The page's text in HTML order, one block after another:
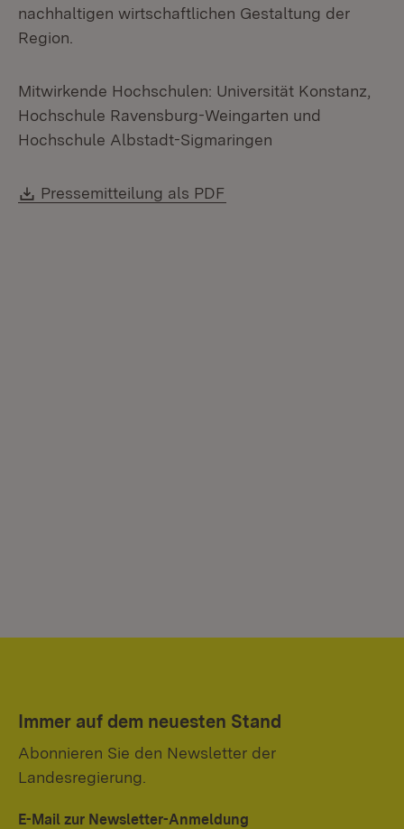
nachhaltigen wirtschaftlichen Gestaltung der
Region.
Mitwirkende Hochschulen: Universität Konstanz,
Hochschule Ravensburg-Weingarten und
Hochschule Albstadt-Sigmaringen
Download:
Pressemitteilung als PDF
Immer auf dem neuesten Stand
Abonnieren Sie den Newsletter der
Landesregierung.
E-Mail zur Newsletter-Anmeldung